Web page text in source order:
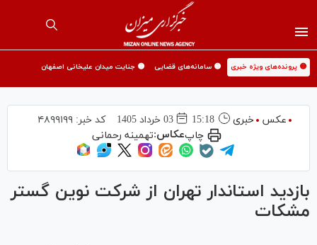
🟡 پرونده‌های ویژه خبری 🟡 سامانه‌های قضایی 🟡 جنایت میدان علیخانی اصفهان
عکس خبری 15:18 03 خرداد 1405 کد خبر:۴۸۹۹۱۹۹
چاپعکاس:تهمینه رحمانی
بازدید استاندار تهران از شرکت نوین گستر
مشکات